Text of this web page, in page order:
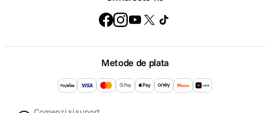
Metode de plata